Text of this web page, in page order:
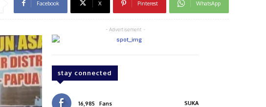
Facebook X Pinterest WhatsApp
- Advertisement -
stay connected
16,985 Fans SUKA